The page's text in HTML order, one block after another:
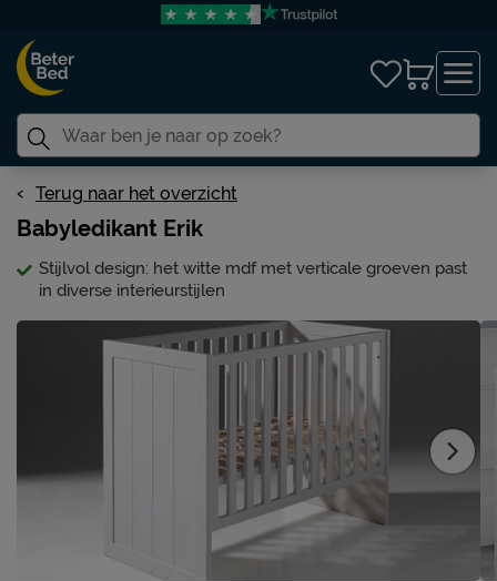
Terug naar het overzicht
Babyledikant Erik
Stijlvol design: het witte mdf met verticale groeven past
in diverse interieurstijlen